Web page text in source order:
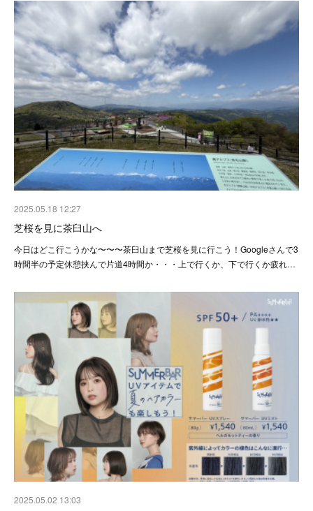
2025.05.18 12:27
芝桜を見に茶臼山へ
今日はどこ行こうかな〜〜〜茶臼山まで芝桜を見に行こう！Googleさんで3
時間半の予定休憩挟んで片道4時間か・・・上で行くか、下で行くか疲れ…
2025.05.02 13:03